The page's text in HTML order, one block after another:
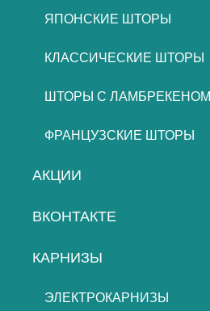
ЯПОНСКИЕ ШТОРЫ
КЛАССИЧЕСКИЕ ШТОРЫ
ШТОРЫ С ЛАМБРЕКЕНОМ
ФРАНЦУЗСКИЕ ШТОРЫ
АКЦИИ
ВКОНТАКТЕ
КАРНИЗЫ
ЭЛЕКТРОКАРНИЗЫ